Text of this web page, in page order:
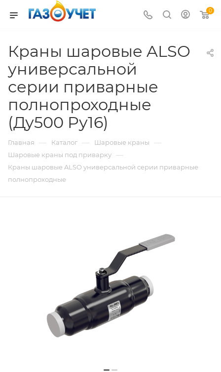
0
Краны шаровые ALSO
универсальной
серии приварные
полнопроходные
(Ду500 Pу16)
Главная — Каталог — Шаровые краны —
Шаровые краны под приварку —
Краны шаровые ALSO универсальной серии приварные
полнопроходные